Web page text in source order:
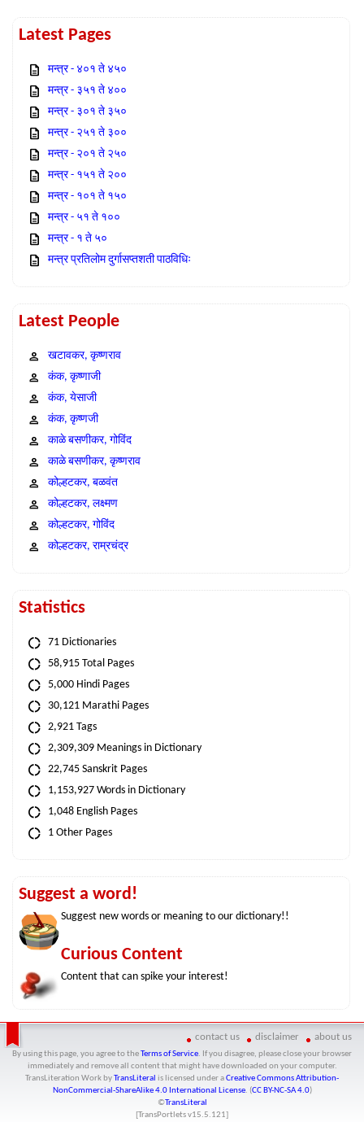
Latest Pages
मन्त्र - ४०१ ते ४५०
मन्त्र - ३५१ ते ४००
मन्त्र - ३०१ ते ३५०
मन्त्र - २५१ ते ३००
मन्त्र - २०१ ते २५०
मन्त्र - १५१ ते २००
मन्त्र - १०१ ते १५०
मन्त्र - ५१ ते १००
मन्त्र - १ ते ५०
मन्त्र प्रतिलोम दुर्गासप्तशती पाठविधिः
Latest People
खटावकर, कृष्णराव
कंक, कृष्णाजी
कंक, येसाजी
कंक, कृष्णजी
काळे बसणीकर, गोविंद
काळे बसणीकर, कृष्णराव
कोल्हटकर, बळवंत
कोल्हटकर, लक्ष्मण
कोल्हटकर, गोविंद
कोल्हटकर, राम्रचंद्र
Statistics
71 Dictionaries
58,915 Total Pages
5,000 Hindi Pages
30,121 Marathi Pages
2,921 Tags
2,309,309 Meanings in Dictionary
22,745 Sanskrit Pages
1,153,927 Words in Dictionary
1,048 English Pages
1 Other Pages
Suggest a word!
Suggest new words or meaning to our dictionary!!
Curious Content
Content that can spike your interest!
contact us disclaimer about us
By using this page, you agree to the Terms of Service. If you disagree, please close your browser
immediately and remove all content that might have downloaded on your computer.
TransLiteration Workby TransLiteral is licensed under aCreative Commons Attribution-
NonCommercial-ShareAlike 4.0 International License. (CC BY-NC-SA 4.0)
©TransLiteral
[TransPortlets v15.5.121